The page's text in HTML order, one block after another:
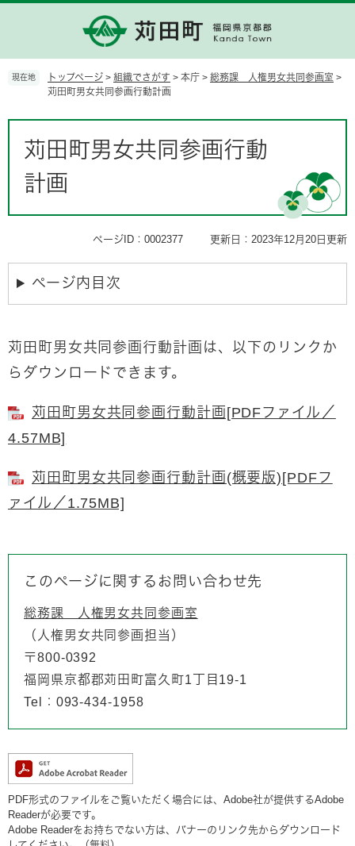
の
す。
ー
し
現在地 トップページ > 組織でさがす > 本庁 > 総務課 人権男女共同参画室 >
苅田町男女共同参画行動計画
苅田町男女共同参画行動
計画
ページID：0002377 更新日：2023年12月20日更新
ページ内目次
苅田町男女共同参画行動計画は、以下のリンクか
らダウンロードできます。
苅田町男女共同参画行動計画[PDFファイル／
4.57MB]
苅田町男女共同参画行動計画(概要版)[PDFフ
ァイル／1.75MB]
このページに関するお問い合わせ先
総務課 人権男女共同参画室
人権男女共同参画担当
〒800-0392
福岡県京都郡苅田町富久町1丁目19-1
Tel：093-434-1958
PDF形式のファイルをご覧いただく場合には、Adobe社が提供するAdobe
Readerが必要です。
Adobe Readerをお持ちでない方は、バナーのリンク先からダウンロード